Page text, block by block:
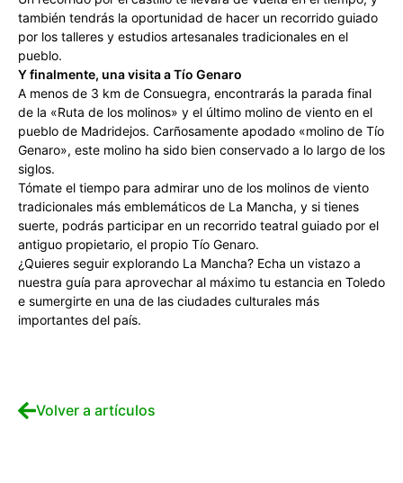
también tendrás la oportunidad de hacer un recorrido guiado
por los talleres y estudios artesanales tradicionales en el
pueblo.
Y finalmente, una visita a Tío Genaro
A menos de 3 km de Consuegra, encontrarás la parada final
de la «Ruta de los molinos» y el último molino de viento en el
pueblo de Madridejos. Carñosamente apodado «molino de Tío
Genaro», este molino ha sido bien conservado a lo largo de los
siglos.
Tómate el tiempo para admirar uno de los molinos de viento
tradicionales más emblemáticos de La Mancha, y si tienes
suerte, podrás participar en un recorrido teatral guiado por el
antiguo propietario, el propio Tío Genaro.
¿Quieres seguir explorando La Mancha? Echa un vistazo a
nuestra guía para aprovechar al máximo tu estancia en Toledo
e sumergirte en una de las ciudades culturales más
importantes del país.
Volver a artículos